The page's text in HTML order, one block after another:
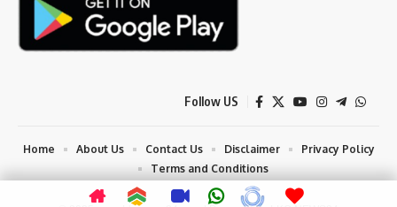
Follow US
Home About Us Contact Us Disclaimer
Privacy Policy
Terms and Conditions